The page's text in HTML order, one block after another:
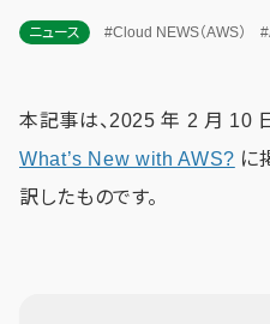
ニュース #Cloud NEWS（AWS）
本記事は、2025 年 2 月 10
What’s New with AWS? に
訳したものです。